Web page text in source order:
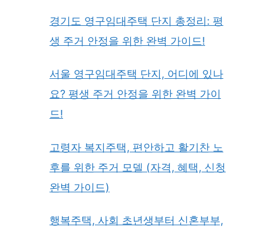
경기도 영구임대주택 단지 총정리: 평
생 주거 안정을 위한 완벽 가이드!
서울 영구임대주택 단지, 어디에 있나
요? 평생 주거 안정을 위한 완벽 가이
드!
고령자 복지주택, 편안하고 활기찬 노
후를 위한 주거 모델 (자격, 혜택, 신청
완벽 가이드)
행복주택, 사회 초년생부터 신혼부부,